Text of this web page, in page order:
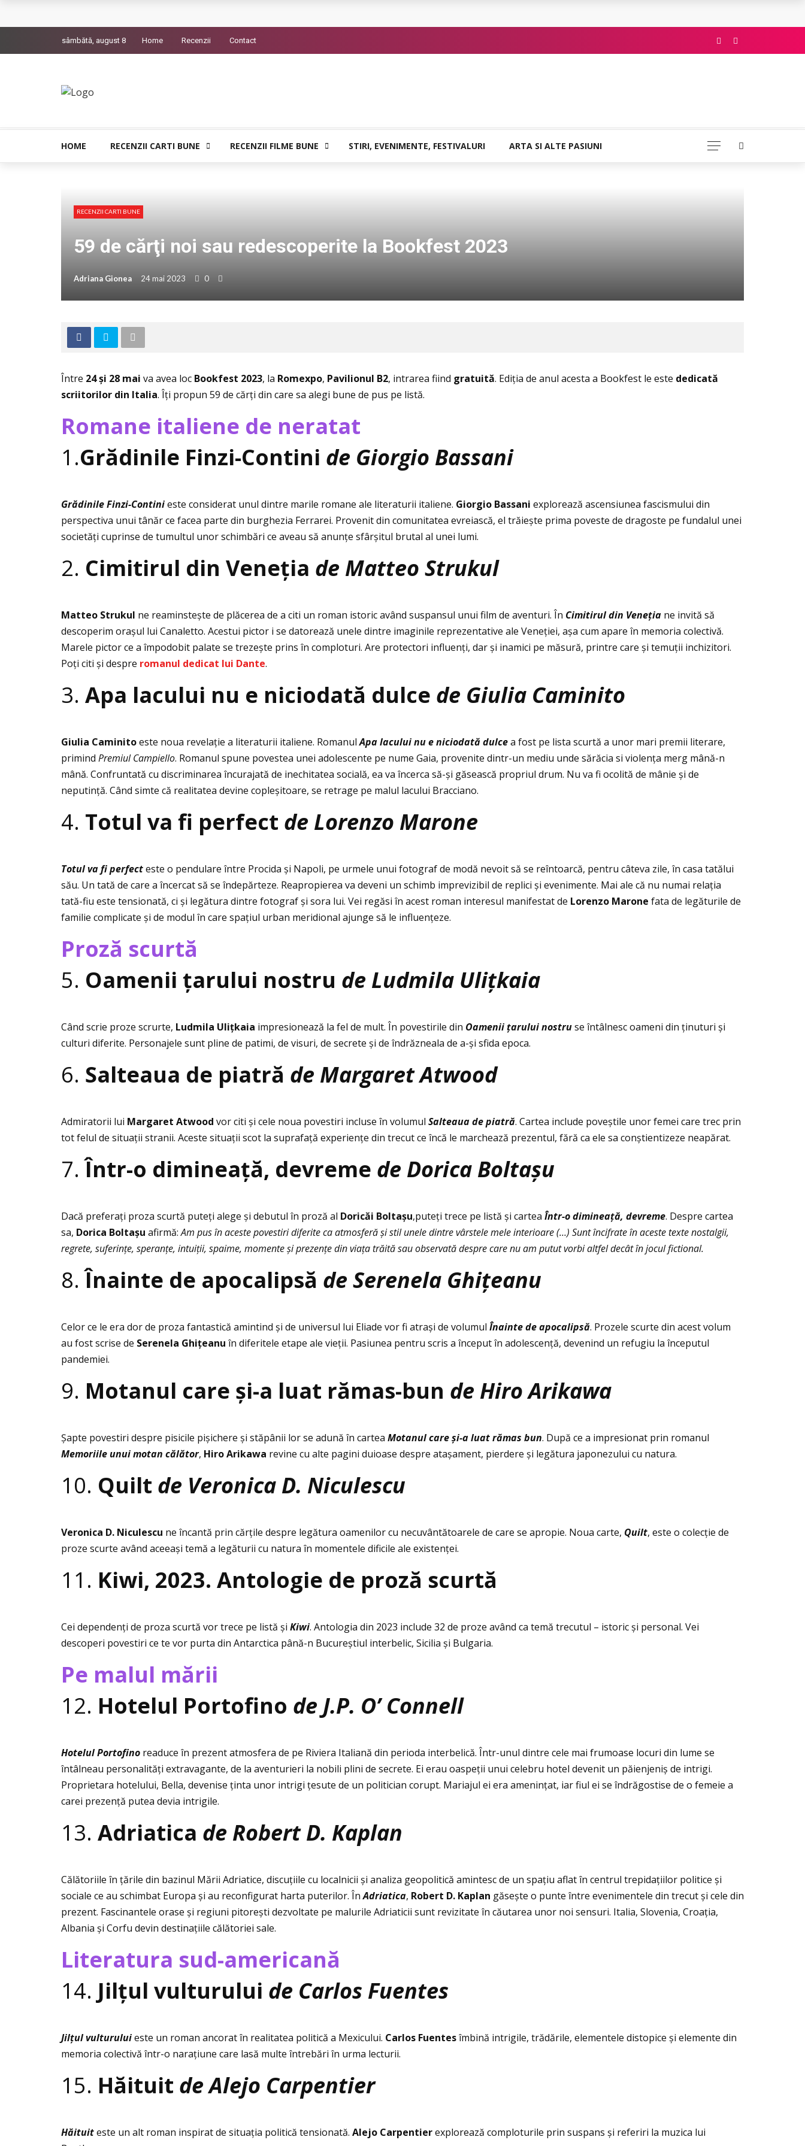
The Man Who Sold Air in the Holy Land – Generatia care poate vindeca
Bolla – O iubire interzisa din Pristina
sâmbătă, august 8 Home Recenzii Contact
HOME RECENZII CARTI BUNE RECENZII FILME BUNE STIRI, EVENIMENTE, FESTIVALURI ARTA SI ALTE PASIUNI
RECENZII CARTI BUNE
59 de cărţi noi sau redescoperite la Bookfest 2023
Adriana Gionea 24 mai 2023 0
Între 24 și 28 mai va avea loc Bookfest 2023, la Romexpo, Pavilionul B2, intrarea fiind gratuită. Ediţia de anul acesta a Bookfest le este dedicată
scriitorilor din Italia. Îţi propun 59 de cărţi din care sa alegi bune de pus pe listă.
Romane italiene de neratat
1.Grădinile Finzi-Contini de Giorgio Bassani
Grădinile Finzi-Continieste considerat unul dintre marile romane ale literaturii italiene. Giorgio Bassani explorează ascensiunea fascismului din
perspectiva unui tânăr ce facea parte din burghezia Ferrarei. Provenit din comunitatea evreiască, el trăiește prima poveste de dragoste pe fundalul unei
societăţi cuprinse de tumultul unor schimbări ce aveau să anunţe sfârșitul brutal al unei lumi.
2. Cimitirul din Veneţia de Matteo Strukul
Matteo Strukul ne reaminstește de plăcerea de a citi un roman istoric având suspansul unui film de aventuri. În Cimitirul din Veneţia ne invită să
descoperim orașul lui Canaletto. Acestui pictor i se datorează unele dintre imaginile reprezentative ale Veneţiei, așa cum apare în memoria colectivă.
Marele pictor ce a împodobit palate se trezește prins în comploturi. Are protectori influenţi, dar și inamici pe măsură, printre care și temuţii inchizitori.
Poţi citi și despre romanul dedicat lui Dante.
3. Apa lacului nu e niciodată dulce de Giulia Caminito
Giulia Caminitoeste noua revelaţie a literaturii italiene. RomanulApa lacului nu e niciodată dulcea fost pe lista scurtă a unor mari premii literare,
primind Premiul Campiello. Romanul spune povestea unei adolescente pe nume Gaia, provenite dintr-un mediu unde sărăcia si violenţa merg mână-n
mână. Confruntată cu discriminarea încurajată de inechitatea socială, ea va încerca să-și găsească propriul drum. Nu va fi ocolită de mânie și de
neputinţă. Când simte că realitatea devine copleșitoare, se retrage pe malul lacului Bracciano.
4. Totul va fi perfect de Lorenzo Marone
Totul va fi perfecteste o pendulare între Procida și Napoli, pe urmele unui fotograf de modă nevoit să se reîntoarcă, pentru câteva zile, în casa tatălui
său. Un tată de care a încercat să se îndepărteze. Reapropierea va deveni un schimb imprevizibil de replici și evenimente. Mai ale că nu numai relaţia
tată-fiu este tensionată, ci și legătura dintre fotograf și sora lui. Vei regăsi în acest roman interesul manifestat de Lorenzo Marone fata de legăturile de
familie complicate și de modul în care spaţiul urban meridional ajunge să le influenţeze.
Proză scurtă
5. Oamenii ţarului nostru de Ludmila Uliţkaia
Când scrie proze scrurte, Ludmila Uliţkaia impresionează la fel de mult. În povestirile din Oamenii ţarului nostruse întâlnesc oameni din ţinuturi și
culturi diferite. Personajele sunt pline de patimi, de visuri, de secrete și de îndrăzneala de a-și sfida epoca.
6. Salteaua de piatră de Margaret Atwood
Admiratorii lui Margaret Atwood vor citi și cele noua povestiri incluse în volumul Salteaua de piatră. Cartea include poveștile unor femei care trec prin
tot felul de situaţii stranii. Aceste situaţii scot la suprafaţă experienţe din trecut ce încă le marchează prezentul, fără ca ele sa conștientizeze neapărat.
7.Într-o dimineaţă, devreme de Dorica Boltașu
Dacă preferaţi proza scurtă puteţi alege și debutul în proză al Doricăi Boltașu,puteţi trece pe listă și cartea Într-o dimineaţă, devreme. Despre cartea
sa, Dorica Boltașu afirmă:Am pus în aceste povestiri diferite ca atmosferă și stil unele dintre vârstele mele interioare (…) Sunt încifrate în aceste texte nostalgii,
regrete, suferințe, speranțe, intuiții, spaime, momente și prezențe din viața trăită sau observată despre care nu am putut vorbi altfel decât în jocul fictional.
8.Înainte de apocalipsă de Serenela Ghiţeanu
Celor ce le era dor de proza fantastică amintind și de universul lui Eliade vor fi atrași de volumul Înainte de apocalipsă. Prozele scurte din acest volum
au fost scrise de Serenela Ghiţeanu în diferitele etape ale vieţii. Pasiunea pentru scris a început în adolescenţă, devenind un refugiu la începutul
pandemiei.
9. Motanul care și-a luat rămas-bun de Hiro Arikawa
Şapte povestiri despre pisicile pișichere și stăpânii lor se adună în cartea Motanul careși-a luat rămas bun. După ce a impresionat prin romanul
Memoriile unui motan călător, Hiro Arikawa revine cu alte pagini duioase despre atașament, pierdere și legătura japonezului cu natura.
10. Quilt de Veronica D. Niculescu
Veronica D. Niculescu ne încantă prin cărţile despre legătura oamenilor cu necuvântătoarele de care se apropie. Noua carte, Quilt, este o colecţie de
proze scurte având aceeași temă a legăturii cu natura în momentele dificile ale existenţei.
11. Kiwi, 2023. Antologie de proză scurtă
Cei dependenţi de proza scurtă vor trece pe listă și Kiwi. Antologia din 2023 include 32 de proze având ca temă trecutul – istoric și personal. Vei
descoperi povestiri ce te vor purta din Antarctica până-n Bucureștiul interbelic, Sicilia și Bulgaria.
Pe malul mării
12. Hotelul Portofino de J.P. O’ Connell
Hotelul Portofino readuce în prezent atmosfera de pe Riviera Italiană din perioda interbelică. Într-unul dintre cele mai frumoase locuri din lume se
întâlneau personalităţi extravagante, de la aventurieri la nobili plini de secrete. Ei erau oaspeţii unui celebru hotel devenit un păienjeniș de intrigi.
Proprietara hotelului, Bella, devenise ţinta unor intrigi ţesute de un politician corupt. Mariajul ei era ameninţat, iar fiul ei se îndrăgostise de o femeie a
carei prezenţă putea devia intrigile.
13. Adriatica de Robert D. Kaplan
Călătoriile în ţările din bazinul Mării Adriatice, discuţiile cu localnicii și analiza geopolitică amintesc de un spaţiu aflat în centrul trepidaţiilor politice și
sociale ce au schimbat Europa și au reconfigurat harta puterilor. ÎnAdriatica, Robert D. Kaplan găsește o punte între evenimentele din trecut și cele din
prezent. Fascinantele orase și regiuni pitorești dezvoltate pe malurile Adriaticii sunt revizitate în căutarea unor noi sensuri. Italia, Slovenia, Croaţia,
Albania și Corfu devin destinaţiile călătoriei sale.
Literatura sud-americană
14. Jilţul vulturului de Carlos Fuentes
Jilţul vulturuluieste un roman ancorat în realitatea politică a Mexicului. Carlos Fuentesîmbină intrigile, trădările, elementele distopice și elemente din
memoria colectivă într-o naraţiune care lasă multe întrebări în urma lecturii.
15. Hăituit de Alejo Carpentier
Hăituiteste un alt roman inspirat de situaţia politică tensionată. Alejo Carpentierexplorează comploturile prin suspans și referiri la muzica lui